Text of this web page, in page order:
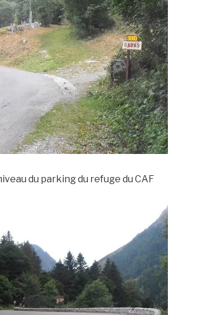
du parking du refuge du CAF